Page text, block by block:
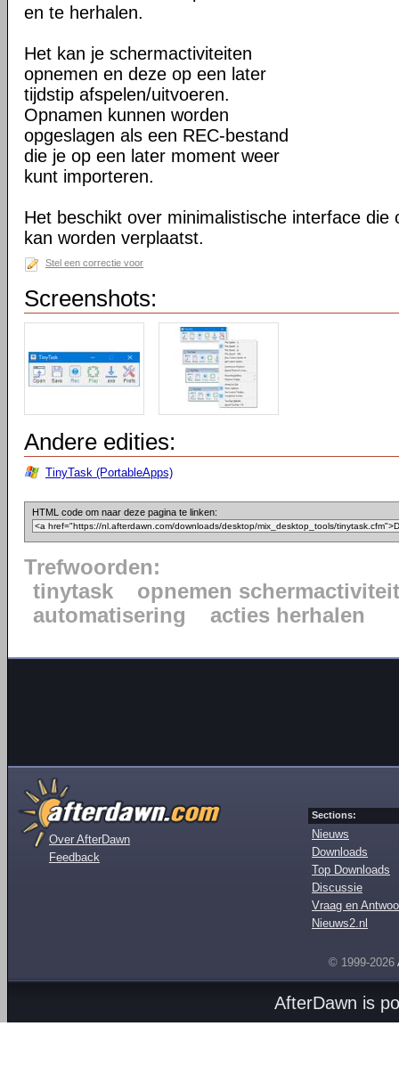
en te herhalen.
Het kan je schermactiviteiten
opnemen en deze op een later
tijdstip afspelen/uitvoeren.
Opnamen kunnen worden
opgeslagen als een REC-bestand
die je op een later moment weer
kunt importeren.
Het beschikt over minimalistische interface die
kan worden verplaatst.
Stel een correctie voor
Screenshots:
Andere edities:
TinyTask (PortableApps)
HTML code om naar deze pagina te linken:
Trefwoorden:
tinytask
opnemen
automatisering
acties herhalen
Over AfterDawn
Feedback
Sections:
Nieuws
Downloads
Top Downloads
Discussie
Vraag en
Nieuws2.nl
© 1999-2026
AfterDawn is